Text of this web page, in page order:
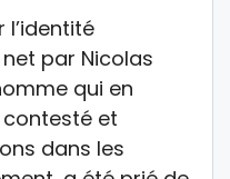
l’identité
par Nicolas
qui en
et
dans les